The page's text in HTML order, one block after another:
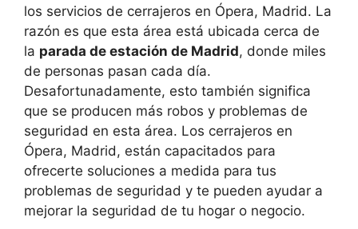
los servicios de cerrajeros en Ópera, Madrid. La
razón es que esta área está ubicada cerca de
la parada de estación de Madrid, donde miles
de personas pasan cada día.
Desafortunadamente, esto también significa
que se producen más robos y problemas de
seguridad en esta área. Los cerrajeros en
Ópera, Madrid, están capacitados para
ofrecerte soluciones a medida para tus
problemas de seguridad y te pueden ayudar a
mejorar la seguridad de tu hogar o negocio.